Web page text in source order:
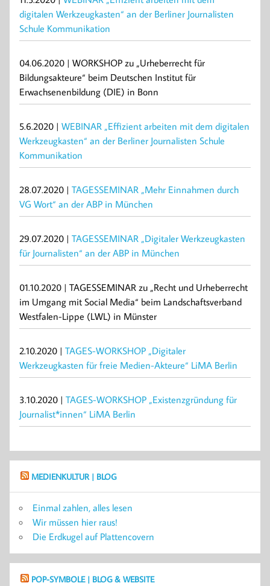
digitalen Werkzeugkasten“ an der Berliner Journalisten
Schule Kommunikation
04.06.2020 | WORKSHOP zu „Urheberrecht für
Bildungsakteure“ beim Deutschen Institut für
Erwachsenenbildung (DIE) in Bonn
5.6.2020 | WEBINAR „Effizient arbeiten mit dem digitalen
Werkzeugkasten“ an der Berliner Journalisten Schule
Kommunikation
28.07.2020 | TAGESSEMINAR „Mehr Einnahmen durch
VG Wort“ an der ABP in München
29.07.2020 | TAGESSEMINAR „Digitaler Werkzeugkasten
für Journalisten“ an der ABP in München
01.10.2020 | TAGESSEMINAR zu „Recht und Urheberrecht
im Umgang mit Social Media“ beim Landschaftsverband
Westfalen-Lippe (LWL) in Münster
2.10.2020 | TAGES-WORKSHOP „Digitaler
Werkzeugkasten für freie Medien-Akteure“ LiMA Berlin
3.10.2020 | TAGES-WORKSHOP „Existenzgründung für
Journalist*innen“ LiMA Berlin
MEDIENKULTUR | BLOG
Einmal zahlen, alles lesen
Wir müssen hier raus!
Die Erdkugel auf Plattencovern
POP-SYMBOLE | BLOG & WEBSITE